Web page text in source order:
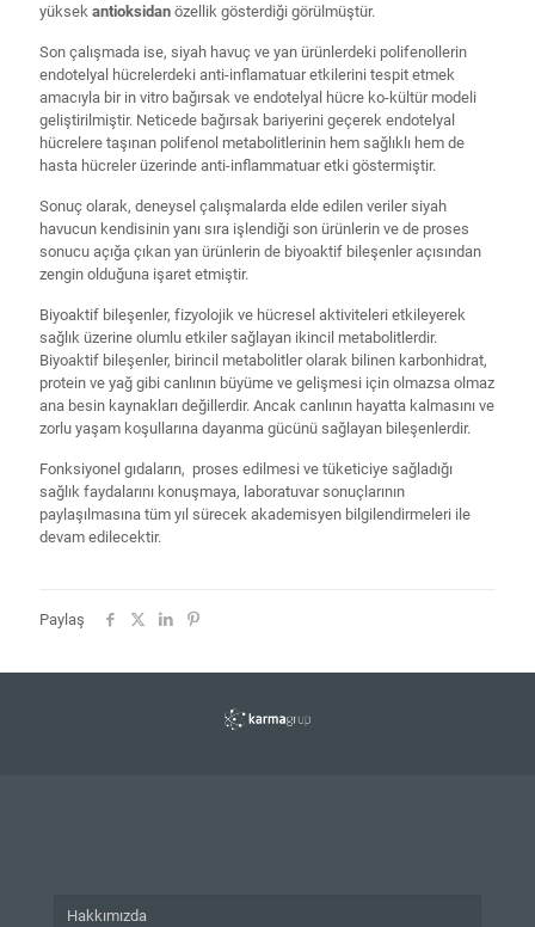
yüksek antioksidan özellik gösterdiği görülmüştür.
Son çalışmada ise, siyah havuç ve yan ürünlerdeki polifenollerin
endotelyal hücrelerdeki anti-inflamatuar etkilerini tespit etmek
amacıyla bir in vitro bağırsak ve endotelyal hücre ko-kültür modeli
geliştirilmiştir. Neticede bağırsak bariyerini geçerek endotelyal
hücrelere taşınan polifenol metabolitlerinin hem sağlıklı hem de
hasta hücreler üzerinde anti-inflammatuar etki göstermiştir.
Sonuç olarak, deneysel çalışmalarda elde edilen veriler siyah
havucun kendisinin yanı sıra işlendiği son ürünlerin ve de proses
sonucu açığa çıkan yan ürünlerin de biyoaktif bileşenler açısından
zengin olduğuna işaret etmiştir.
Biyoaktif bileşenler, fizyolojik ve hücresel aktiviteleri etkileyerek
sağlık üzerine olumlu etkiler sağlayan ikincil metabolitlerdir.
Biyoaktif bileşenler, birincil metabolitler olarak bilinen karbonhidrat,
protein ve yağ gibi canlının büyüme ve gelişmesi için olmazsa olmaz
ana besin kaynakları değillerdir. Ancak canlının hayatta kalmasını ve
zorlu yaşam koşullarına dayanma gücünü sağlayan bileşenlerdir.
Fonksiyonel gıdaların, proses edilmesi ve tüketiciye sağladığı
sağlık faydalarını konuşmaya, laboratuvar sonuçlarının
paylaşılmasına tüm yıl sürecek akademisyen bilgilendirmeleri ile
devam edilecektir.
Paylaş
Hakkımızda